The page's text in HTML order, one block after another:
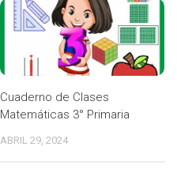
Cuaderno de Clases
Matemáticas 3° Primaria
ABRIL 29, 2024